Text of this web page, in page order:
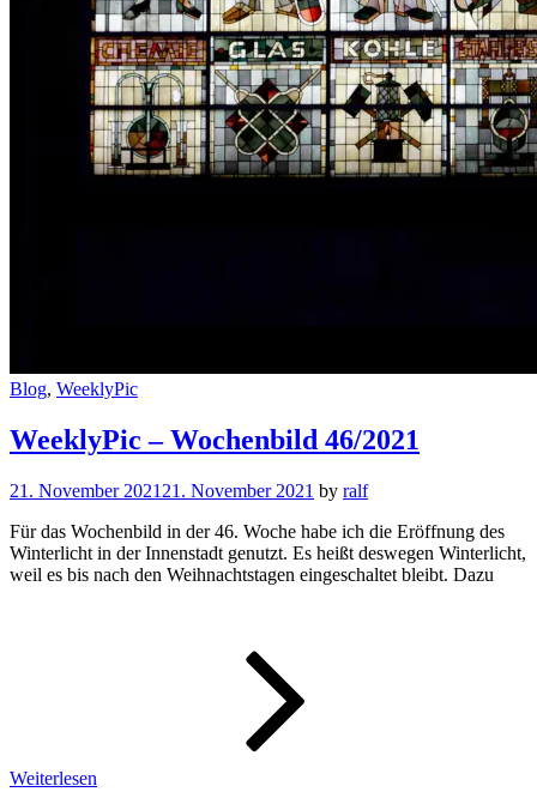
Cat
Blog, WeeklyPic
WeeklyPic – Wochenbild 46/2021
21. November 2021 21. November 2021 by ralf
Für das Wochenbild in der 46. Woche habe ich die Eröffnung des
Winterlicht in der Innenstadt genutzt. Es heißt deswegen Winterlicht,
weil es bis nach den Weihnachtstagen eingeschaltet bleibt. Dazu
Weiterlesen